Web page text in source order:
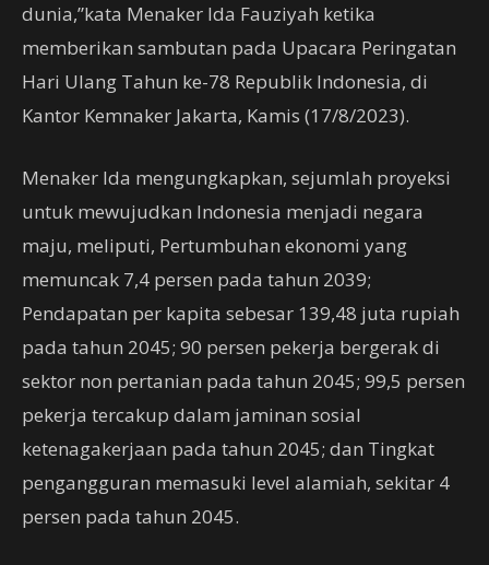
dunia,”kata Menaker Ida Fauziyah ketika
memberikan sambutan pada Upacara Peringatan
Hari Ulang Tahun ke-78 Republik Indonesia, di
Kantor Kemnaker Jakarta, Kamis (17/8/2023).
Menaker Ida mengungkapkan, sejumlah proyeksi
untuk mewujudkan Indonesia menjadi negara
maju, meliputi, Pertumbuhan ekonomi yang
memuncak 7,4 persen pada tahun 2039;
Pendapatan per kapita sebesar 139,48 juta rupiah
pada tahun 2045; 90 persen pekerja bergerak di
sektor non pertanian pada tahun 2045; 99,5 persen
pekerja tercakup dalam jaminan sosial
ketenagakerjaan pada tahun 2045; dan Tingkat
pengangguran memasuki level alamiah, sekitar 4
persen pada tahun 2045.